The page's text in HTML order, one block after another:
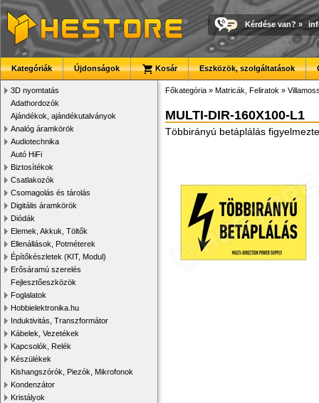
Kérdése van? »
Kategóriák Újdonságok Kosár Eszközök, szolgáltatások
3D nyomtatás
Adathordozók
Ajándékok, ajándékutalványok
Analóg áramkörök
Audiotechnika
Autó HiFi
Biztosítékok
Csatlakozók
Csomagolás és tárolás
Digitális áramkörök
Diódák
Elemek, Akkuk, Töltők
Ellenállások, Potméterek
Építőkészletek (KIT, Modul)
Erősáramú szerelés
Fejlesztőeszközök
Foglalatok
Hobbielektronika.hu
Induktivitás, Transzformátor
Kábelek, Vezetékek
Kapcsolók, Relék
Készülékek
Kishangszórók, Piezók, Mikrofonok
Kondenzátor
Kristályok
Főkategória » Matricák, Feliratok »
MULTI-DIR-160X100-L1
Többirányú betáplálás